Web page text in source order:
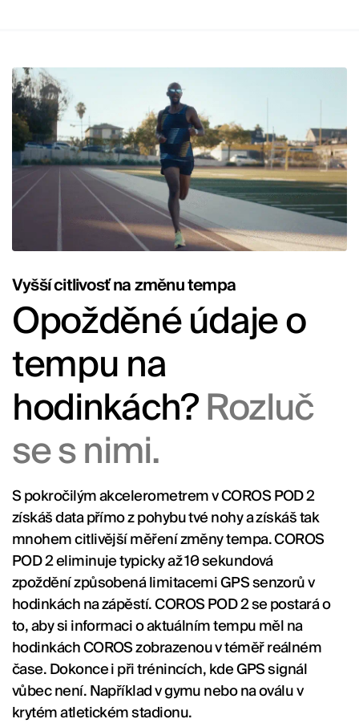
Vyšší citlivosť na změnu tempa
Opožděné údaje o
tempu na
hodinkách?Rozluč
se s nimi.
S pokročilým akcelerometrem v COROS POD 2
získáš data přímo z pohybu tvé nohy a získáš tak
mnohem citlivější měření změny tempa. COROS
POD 2 eliminuje typicky až 10 sekundová
zpoždění způsobená limitacemi GPS senzorů v
hodinkách na zápěstí. COROS POD 2 se postará o
to, aby si informaci o aktuálním tempu měl na
hodinkách COROS zobrazenou v téměř reálném
čase. Dokonce i při trénincích, kde GPS signál
vůbec není. Například v gymu nebo na oválu v
krytém atletickém stadionu.